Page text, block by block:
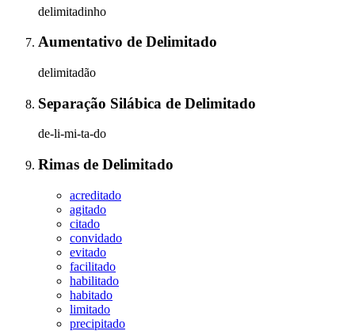
delimitadinho
Aumentativo de Delimitado
delimitadão
Separação Silábica de Delimitado
de-li-mi-ta-do
Rimas de Delimitado
acreditado
agitado
citado
convidado
evitado
facilitado
habilitado
habitado
limitado
precipitado